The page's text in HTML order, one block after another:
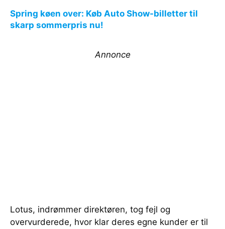
Spring køen over: Køb Auto Show-billetter til
skarp sommerpris nu!
Annonce
Lotus, indrømmer direktøren, tog fejl og
overvurderede, hvor klar deres egne kunder er til